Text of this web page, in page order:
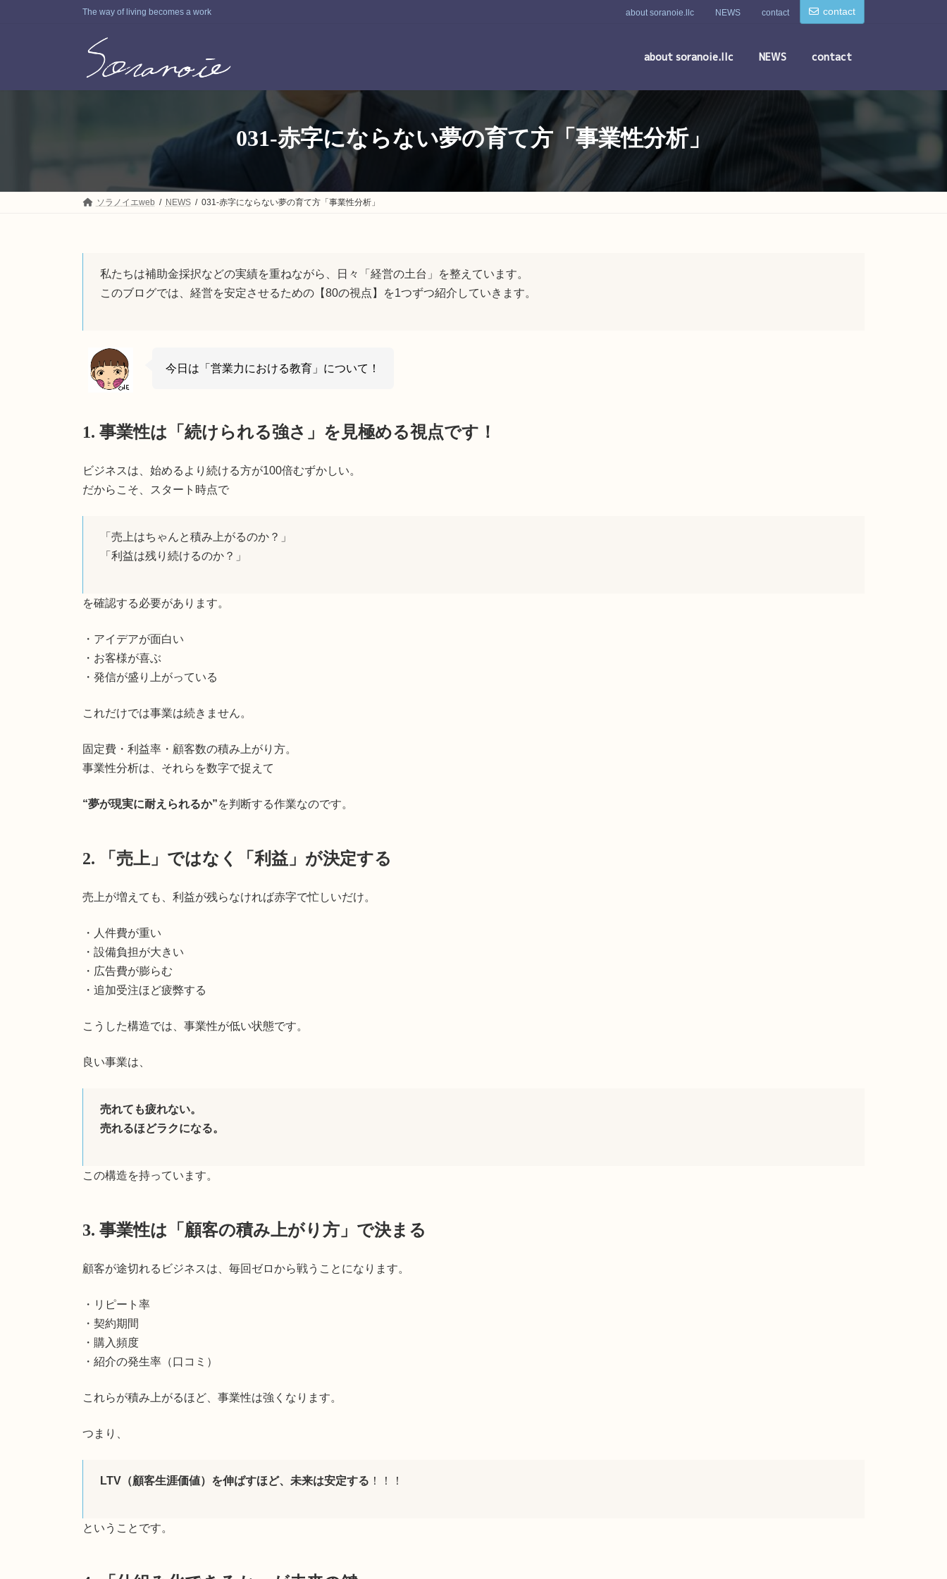
The way of living becomes a work about soranoie.llc NEWS contact contact
about soranoie.llc NEWS contact
031-赤字にならない夢の育て方「事業性分析」
ソラノイエweb NEWS 031-赤字にならない夢の育て方「事業性分析」
私たちは補助金採択などの実績を重ねながら、日々「経営の土台」を整えています。
このブログでは、経営を安定させるための【80の視点】を1つずつ紹介していきます。
今日は「営業力における教育」について！
1. 事業性は「続けられる強さ」を見極める視点です！
ビジネスは、始めるより続ける方が100倍むずかしい。
だからこそ、スタート時点で
「売上はちゃんと積み上がるのか？」
「利益は残り続けるのか？」
を確認する必要があります。
・アイデアが面白い
・お客様が喜ぶ
・発信が盛り上がっている
これだけでは事業は続きません。
固定費・利益率・顧客数の積み上がり方。
事業性分析は、それらを数字で捉えて
“夢が現実に耐えられるか”を判断する作業なのです。
2. 「売上」ではなく「利益」が決定する
売上が増えても、利益が残らなければ赤字で忙しいだけ。
・人件費が重い
・設備負担が大きい
・広告費が膨らむ
・追加受注ほど疲弊する
こうした構造では、事業性が低い状態です。
良い事業は、
売れても疲れない。
売れるほどラクになる。
この構造を持っています。
3. 事業性は「顧客の積み上がり方」で決まる
顧客が途切れるビジネスは、毎回ゼロから戦うことになります。
・リピート率
・契約期間
・購入頻度
・紹介の発生率（口コミ）
これらが積み上がるほど、事業性は強くなります。
つまり、
LTV（顧客生涯価値）を伸ばすほど、未来は安定する ！！！
ということです。